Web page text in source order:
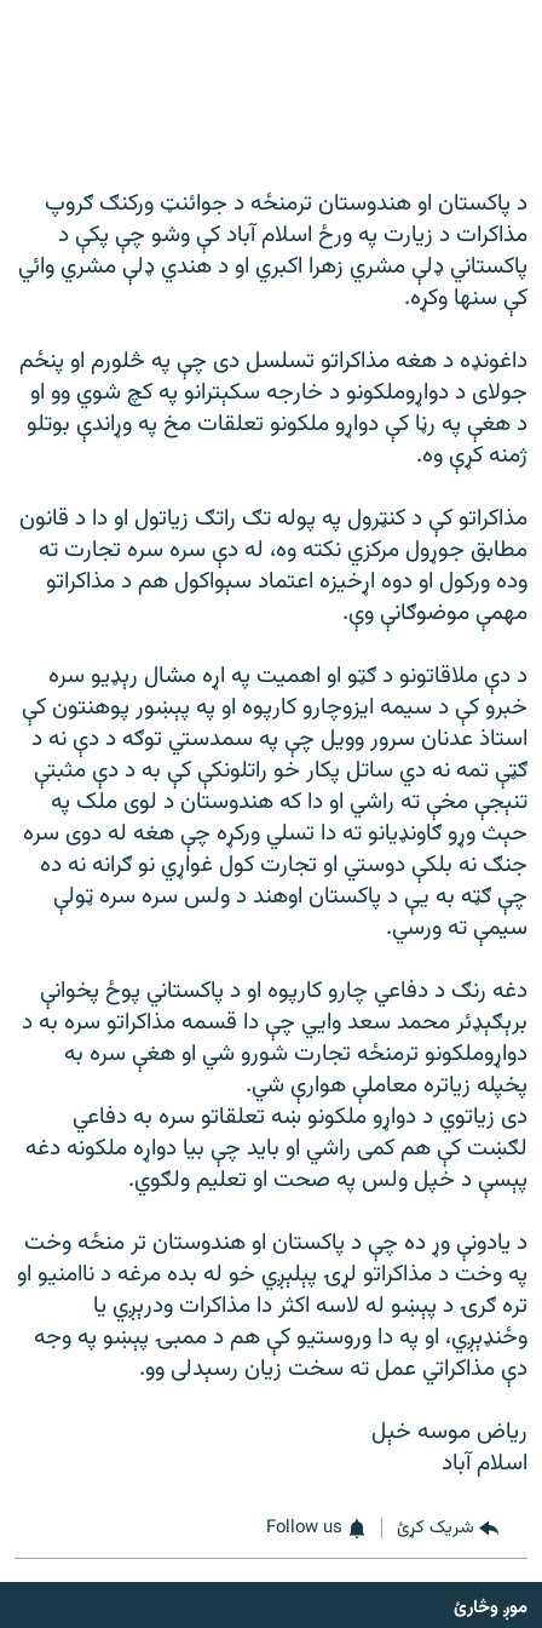
د ازادې اروپا راډیو ټولې ووبپاڼې
د پاکستان او هندوستان ترمنځه د جوائنټ ورکنګ ګروپ
مذاکرات د زيارت په ورځ اسلام آباد کې وشو چې پکې د
پاکستاني ډلې مشري زهرا اکبري او د هندي ډلې مشري وائي
کې سنها وکړه.
داغونډه د هغه مذاکراتو تسلسل دی چې په څلورم او پنځم
جولای د دواړوملکونو د خارجه سکېترانو په کچ شوي وو او
د هغې په رڼا کې دواړو ملکونو تعلقات مخ په وړاندې بوتلو
ژمنه کړې وه.
مذاکراتو کې د کنټرول په پوله تګ راتګ زياتول او دا د قانون
مطابق جوړول مرکزي نکته وه، له دې سره سره تجارت ته
وده ورکول او دوه اړخيزه اعتماد سېواکول هم د مذاکراتو
مهمې موضوګانې وې.
د دې ملاقاتونو د ګټو او اهميت په اړه مشال رېډيو سره
خبرو کې د سيمه ايزوچارو کارپوه او په پېښور پوهنتون کې
استاذ عدنان سرور وويل چې په سمدستي توګه د دې نه د
ګټې تمه نه دي ساتل پکار خو راتلونکې کې به د دې مثبتې
تنېجې مخې ته راشي او دا که هندوستان د لوی ملک په
حېث وړو ګاونډيانو ته دا تسلي ورکړه چې هغه له دوی سره
جنګ نه بلکې دوستي او تجارت کول غواړي نو ګرانه نه ده
چې ګټه به یې د پاکستان اوهند د ولس سره سره ټولې
سيمې ته ورسي.
دغه رنګ د دفاعي چارو کارپوه او د پاکستاني پوځ پخوانې
برېګېډئر محمد سعد وایي چې دا قسمه مذاکراتو سره به د
دواړوملکونو ترمنځه تجارت شورو شي او هغې سره به
پخپله زياتره معاملې هوارې شي.
دی زیاتوي د دواړو ملکونو ښه تعلقاتو سره به دفاعي
لګښت کې هم کمی راشي او بايد چې بيا دواړه ملکونه دغه
پېسې د خپل ولس په صحت او تعليم ولګوي.
د يادونې وړ ده چې د پاکستان او هندوستان تر منځه وخت
په وخت د مذاکراتو لړۍ پېلېږي خو له بده مرغه د ناامنيو او
تره ګرۍ د پېښو له لاسه اکثر دا مذاکرات ودرېږي يا
وځنډېږي، او په دا وروستيو کې هم د ممبۍ پېښو په وجه
دې مذاکراتي عمل ته سخت زيان رسېدلی وو.
رياض موسه خېل
اسلام آباد
شریک کړئ Follow us
موږ وڅارئ